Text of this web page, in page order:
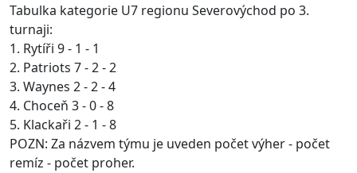
Tabulka kategorie U7 regionu Severovýchod po 3.
turnaji:
1. Rytíři 9 - 1 - 1
2. Patriots 7 - 2 - 2
3. Waynes 2 - 2 - 4
4. Choceň 3 - 0 - 8
5. Klackaři 2 - 1 - 8
POZN: Za názvem týmu je uveden počet výher - počet
remíz - počet proher.